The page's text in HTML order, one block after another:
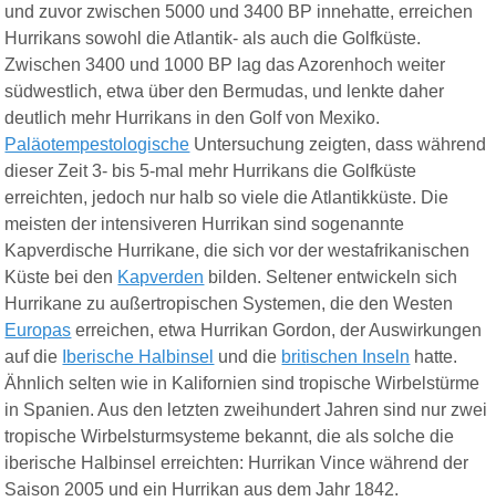
und zuvor zwischen 5000 und 3400 BP innehatte, erreichen
Hurrikans sowohl die Atlantik- als auch die Golfküste.
Zwischen 3400 und 1000 BP lag das Azorenhoch weiter
südwestlich, etwa über den Bermudas, und lenkte daher
deutlich mehr Hurrikans in den Golf von Mexiko.
Paläotempestologische Untersuchung zeigten, dass während
dieser Zeit 3- bis 5-mal mehr Hurrikans die Golfküste
erreichten, jedoch nur halb so viele die Atlantikküste. Die
meisten der intensiveren Hurrikan sind sogenannte
Kapverdische Hurrikane, die sich vor der westafrikanischen
Küste bei den Kapverden bilden. Seltener entwickeln sich
Hurrikane zu außertropischen Systemen, die den Westen
Europas erreichen, etwa Hurrikan Gordon, der Auswirkungen
auf die Iberische Halbinsel unddie britischen Inseln hatte.
Ähnlich selten wie in Kalifornien sind tropische Wirbelstürme
in Spanien. Aus den letzten zweihundert Jahren sind nur zwei
tropische Wirbelsturmsysteme bekannt, die als solche die
iberische Halbinsel erreichten: Hurrikan Vince während der
Saison 2005 und ein Hurrikan aus dem Jahr 1842.